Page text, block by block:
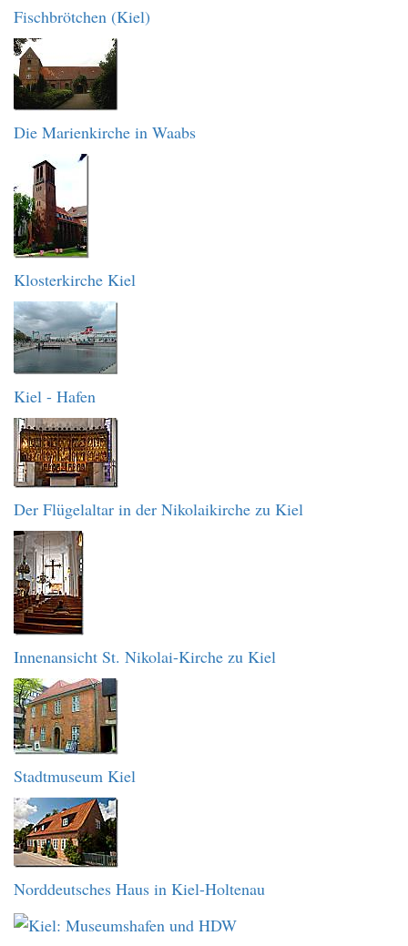
Fischbrötchen (Kiel)
Die Marienkirche in Waabs
Klosterkirche Kiel
Kiel - Hafen
Der Flügelaltar in der Nikolaikirche zu Kiel
Innenansicht St. Nikolai-Kirche zu Kiel
Stadtmuseum Kiel
Norddeutsches Haus in Kiel-Holtenau